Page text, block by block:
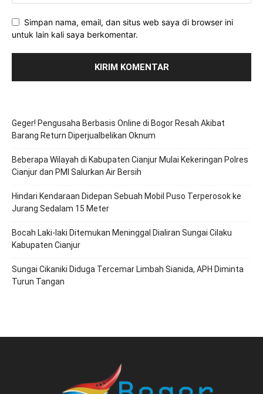
Simpan nama, email, dan situs web saya di browser ini
untuk lain kali saya berkomentar.
Geger! Pengusaha Berbasis Online di Bogor Resah Akibat
Barang Return Diperjualbelikan Oknum
Beberapa Wilayah di Kabupaten Cianjur Mulai Kekeringan Polres
Cianjur dan PMI Salurkan Air Bersih
Hindari Kendaraan Didepan Sebuah Mobil Puso Terperosok ke
Jurang Sedalam 15 Meter
Bocah Laki-laki Ditemukan Meninggal Dialiran Sungai Cilaku
Kabupaten Cianjur
Sungai Cikaniki Diduga Tercemar Limbah Sianida, APH Diminta
Turun Tangan